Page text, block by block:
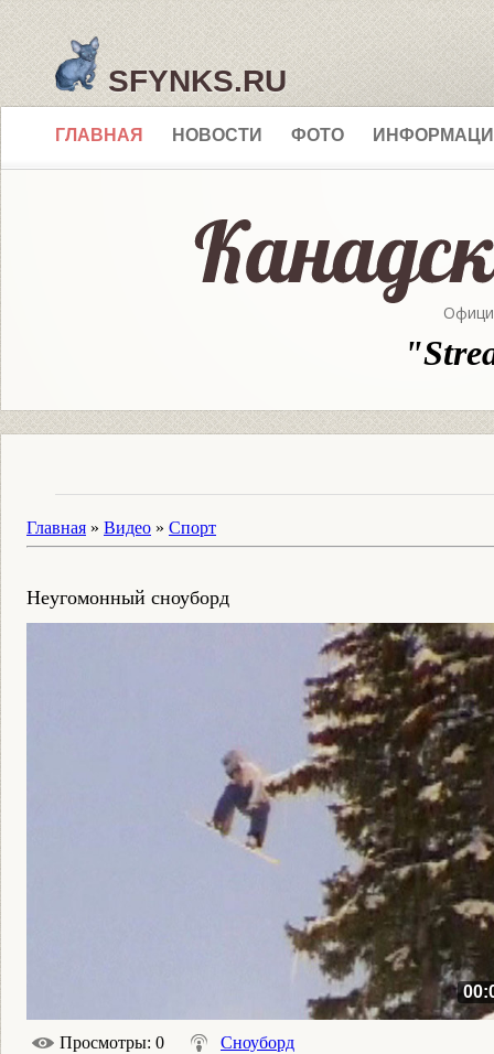
SFYNKS.RU
ГЛАВНАЯ НОВОСТИ ФОТО
Главная » Видео » Спорт
Неугомонный сноуборд
Просмотры: 0 Сноуборд